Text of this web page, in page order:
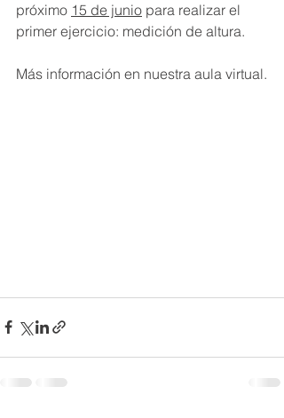
próximo 15 de junio para realizar el
primer ejercicio: medición de altura.
Más información en nuestra aula virtual.